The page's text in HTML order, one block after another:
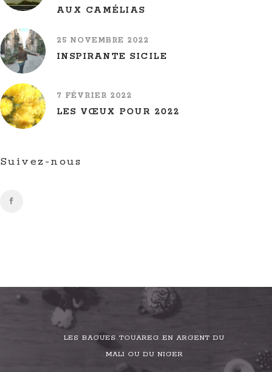
AUX CAMÉLIAS
25 NOVEMBRE 2022
INSPIRANTE SICILE
7 FÉVRIER 2022
LES VŒUX POUR 2022
Suivez-nous
LES BAGUES TOUAREG EN ARGENT DU
MALI OU DU NIGER